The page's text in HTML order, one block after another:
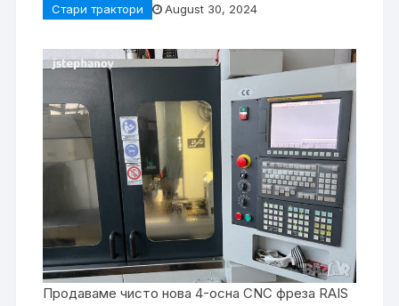
Стари трактори August 30, 2024
Продаваме чисто нова 4-осна CNC фреза RAIS